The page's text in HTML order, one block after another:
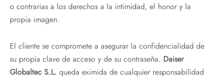
o contrarias a los derechos a la intimidad, el honor y la
propia imagen.
El cliente se compromete a asegurar la confidencialidad de
su propia clave de acceso y de su contraseña. Daiser
Globaltec S.L. queda eximida de cualquier responsabilidad